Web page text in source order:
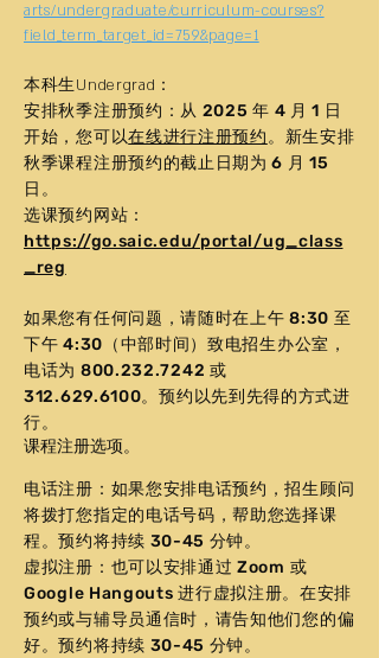
arts/undergraduate/curriculum-courses?
field_term_target_id=759&page=1
本科生Undergrad：
安排秋季注册预约：从 2025 年 4 月 1 日
开始，您可以在线进行注册预约。新生安排
秋季课程注册预约的截止日期为 6 月 15
日。
选课预约网站：
https://go.saic.edu/portal/ug_class
_reg​
如果您有任何问题，请随时在上午 8:30 至
下午 4:30（中部时间）致电招生办公室，
电话为 800.232.7242 或
312.629.6100。预约以先到先得的方式进
行。
课程注册选项。
电话注册：如果您安排电话预约，招生顾问
将拨打您指定的电话号码，帮助您选择课
程。预约将持续 30-45 分钟。
虚拟注册：也可以安排通过 Zoom 或
Google Hangouts 进行虚拟注册。在安排
预约或与辅导员通信时，请告知他们您的偏
好。预约将持续 30-45 分钟。